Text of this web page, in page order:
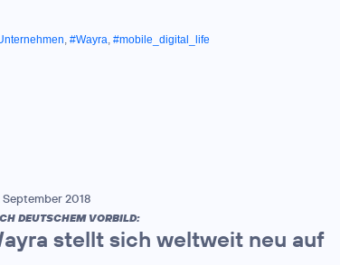
, #Wayra, #mobile_digital_life
September 2018
DEUTSCHEM VORBILD:
stellt sich weltweit neu auf